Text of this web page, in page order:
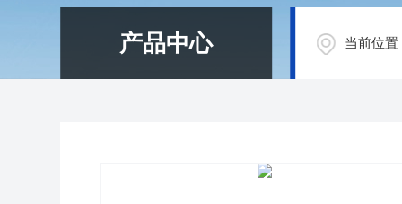
产品中心 当前位置